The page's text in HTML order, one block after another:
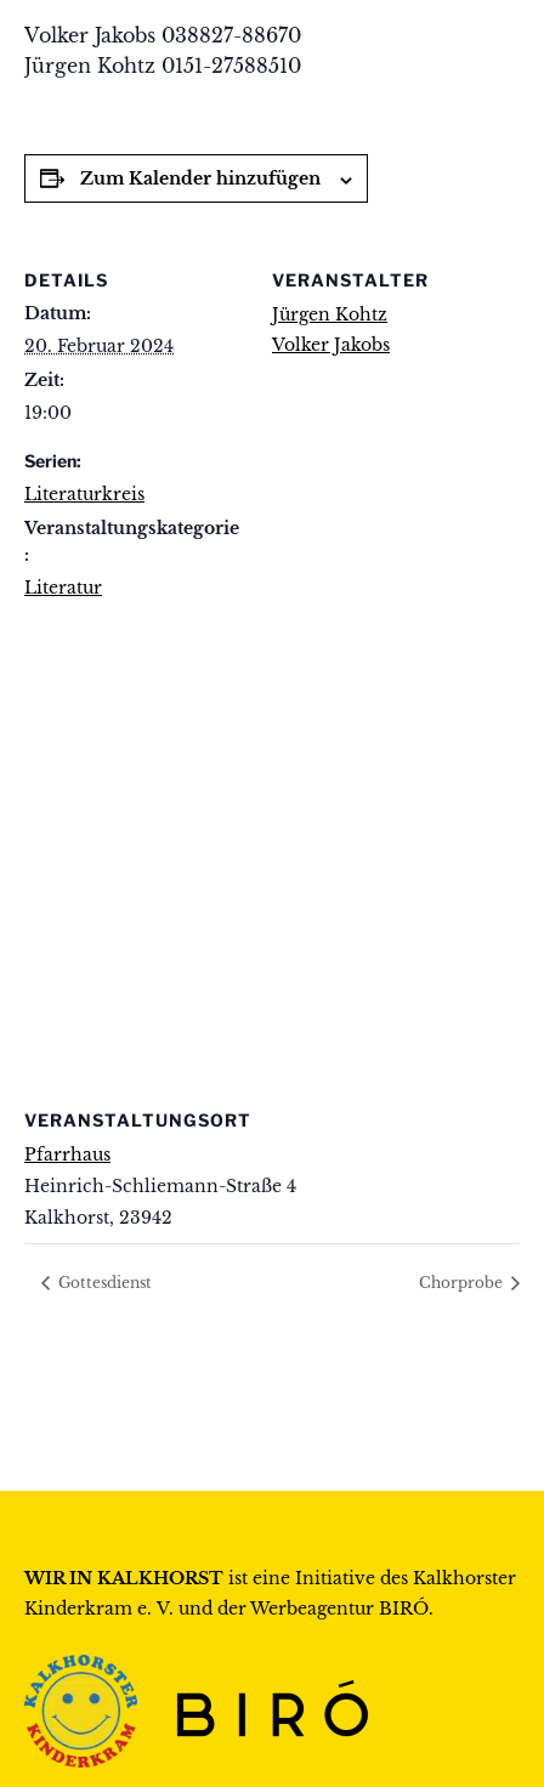
Volker Jakobs 038827-88670
Jürgen Kohtz 0151-27588510
Zum Kalender hinzufügen
DETAILS
Datum:
20. Februar 2024
Zeit:
19:00
Serien:
Literaturkreis
Veranstaltungskategorie
:
Literatur
VERANSTALTER
Jürgen Kohtz
Volker Jakobs
VERANSTALTUNGSORT
Pfarrhaus
Heinrich-Schliemann-Straße 4
Kalkhorst, 23942
Gottesdienst Chorprobe
WIR IN KALKHORST ist eine Initiative des Kalkhorster
Kinderkram e. V. und der Werbeagentur BIRÓ.